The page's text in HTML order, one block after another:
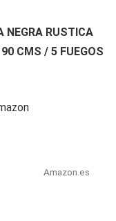
NEGRA RUSTICA
CMS / 5 FUEGOS
Amazon.es